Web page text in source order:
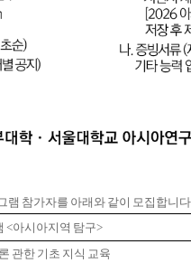
램 참가자를 아래와 같이 모집합니
<아시아지역 탐구>
관한 기초 지식 교육